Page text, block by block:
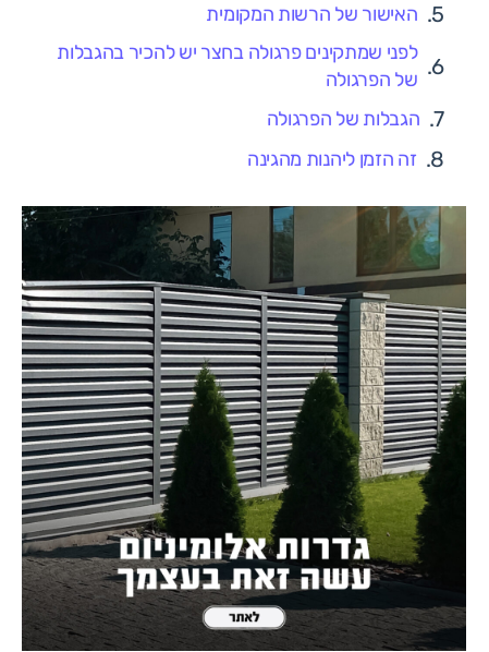
האישור של הרשות המקומית
לפני שמתקינים פרגולה בחצר יש להכיר בהגבלות
של הפרגולה
הגבלות של הפרגולה
זה הזמן ליהנות מהגינה